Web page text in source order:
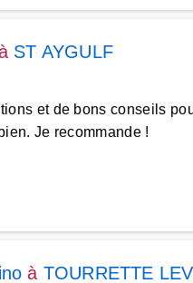
ST AYGULF
et de bons conseils
Je recommande !
à TOURRETTE